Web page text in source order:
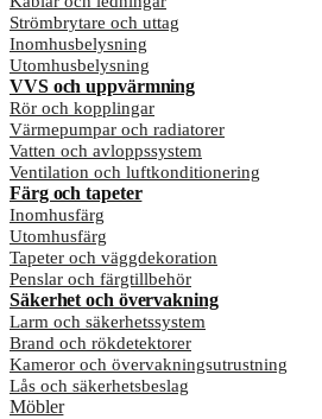
Strömbrytare och uttag
Inomhusbelysning
Utomhusbelysning
VVS och uppvärmning
Rör och kopplingar
Värmepumpar och radiatorer
Vatten och avloppssystem
Ventilation och luftkonditionering
Färg och tapeter
Inomhusfärg
Utomhusfärg
Tapeter och väggdekoration
Penslar och färgtillbehör
Säkerhet och övervakning
Larm och säkerhetssystem
Brand och rökdetektorer
Kameror och övervakningsutrustning
Lås och säkerhetsbeslag
Möbler